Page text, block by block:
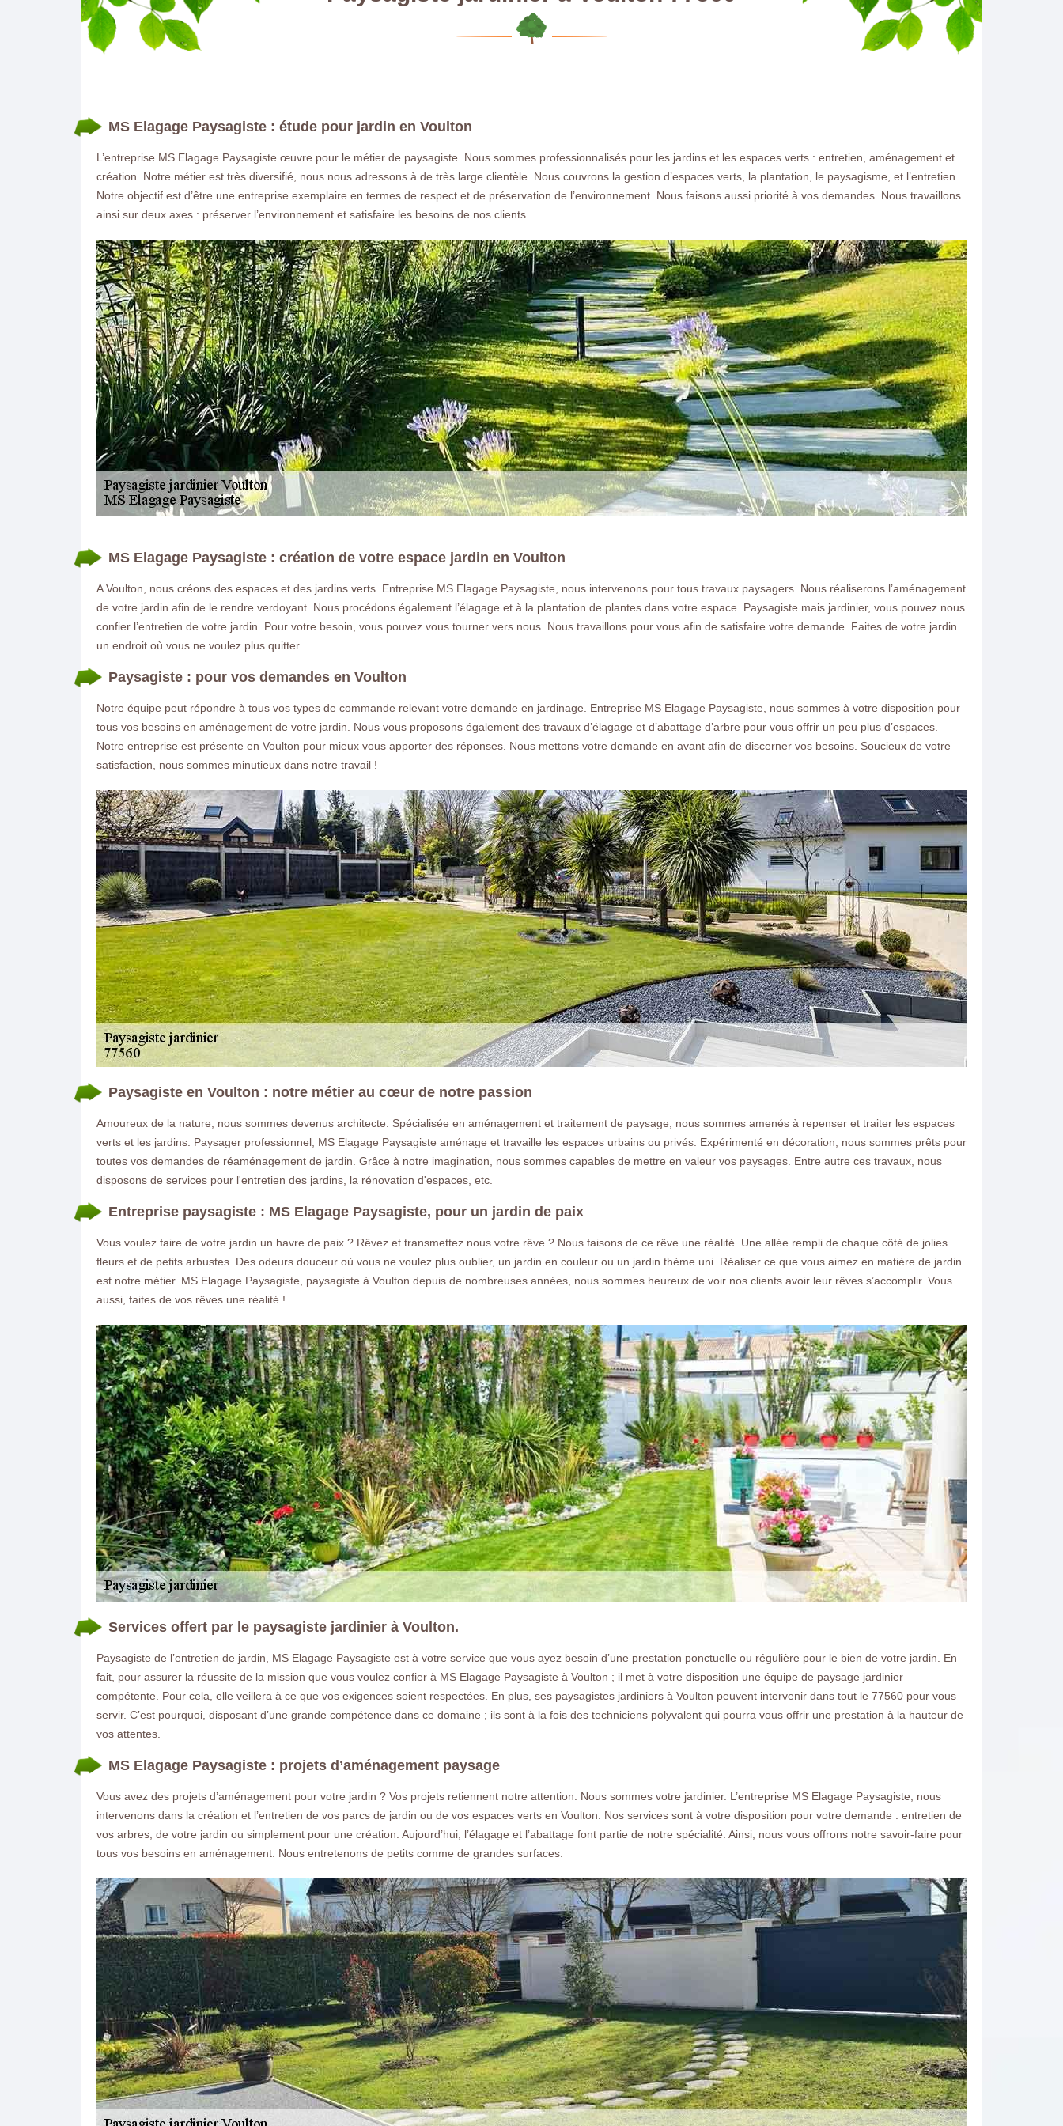
DEMANDE DE DEVIS GRATUIT
ON VOUS RAPPELLE GRATUITEMENT
LA RÉFÉRENCE EN ELAGAGE
devis gratuit.
Nos réalisations Nous contacter
MS Elagage Paysagiste : étude pour jardin en Voulton
L’entreprise MS Elagage Paysagiste œuvre pour le métier de paysagiste. Nous sommes professionnalisés pour les jardins et les espaces verts : entretien, aménagement et
création. Notre métier est très diversifié, nous nous adressons à de très large clientèle. Nous couvrons la gestion d’espaces verts, la plantation, le paysagisme, et l’entretien.
Notre objectif est d’être une entreprise exemplaire en termes de respect et de préservation de l’environnement. Nous faisons aussi priorité à vos demandes. Nous travaillons
ainsi sur deux axes : préserver l’environnement et satisfaire les besoins de nos clients.
MS Elagage Paysagiste : création de votre espace jardin en Voulton
A Voulton, nous créons des espaces et des jardins verts. Entreprise MS Elagage Paysagiste, nous intervenons pour tous travaux paysagers. Nous réaliserons l’aménagement
de votre jardin afin de le rendre verdoyant. Nous procédons également l’élagage et à la plantation de plantes dans votre espace. Paysagiste mais jardinier, vous pouvez nous
confier l’entretien de votre jardin. Pour votre besoin, vous pouvez vous tourner vers nous. Nous travaillons pour vous afin de satisfaire votre demande. Faites de votre jardin
un endroit où vous ne voulez plus quitter.
Paysagiste : pour vos demandes en Voulton
Notre équipe peut répondre à tous vos types de commande relevant votre demande en jardinage. Entreprise MS Elagage Paysagiste, nous sommes à votre disposition pour
tous vos besoins en aménagement de votre jardin. Nous vous proposons également des travaux d’élagage et d’abattage d’arbre pour vous offrir un peu plus d’espaces.
Notre entreprise est présente en Voulton pour mieux vous apporter des réponses. Nous mettons votre demande en avant afin de discerner vos besoins. Soucieux de votre
satisfaction, nous sommes minutieux dans notre travail !
Paysagiste en Voulton : notre métier au cœur de notre passion
Amoureux de la nature, nous sommes devenus architecte. Spécialisée en aménagement et traitement de paysage, nous sommes amenés à repenser et traiter les espaces
verts et les jardins. Paysager professionnel, MS Elagage Paysagiste aménage et travaille les espaces urbains ou privés. Expérimenté en décoration, nous sommes prêts pour
toutes vos demandes de réaménagement de jardin. Grâce à notre imagination, nous sommes capables de mettre en valeur vos paysages. Entre autre ces travaux, nous
disposons de services pour l'entretien des jardins, la rénovation d'espaces, etc.
Entreprise paysagiste : MS Elagage Paysagiste, pour un jardin de paix
Vous voulez faire de votre jardin un havre de paix ? Rêvez et transmettez nous votre rêve ? Nous faisons de ce rêve une réalité. Une allée rempli de chaque côté de jolies
fleurs et de petits arbustes. Des odeurs douceur où vous ne voulez plus oublier, un jardin en couleur ou un jardin thème uni. Réaliser ce que vous aimez en matière de jardin
est notre métier. MS Elagage Paysagiste, paysagiste à Voulton depuis de nombreuses années, nous sommes heureux de voir nos clients avoir leur rêves s’accomplir. Vous
aussi, faites de vos rêves une réalité !
Services offert par le paysagiste jardinier à Voulton.
Paysagiste de l’entretien de jardin, MS Elagage Paysagiste est à votre service que vous ayez besoin d’une prestation ponctuelle ou régulière pour le bien de votre jardin. En
fait, pour assurer la réussite de la mission que vous voulez confier à MS Elagage Paysagiste à Voulton ; il met à votre disposition une équipe de paysage jardinier
compétente. Pour cela, elle veillera à ce que vos exigences soient respectées. En plus, ses paysagistes jardiniers à Voulton peuvent intervenir dans tout le 77560 pour vous
servir. C’est pourquoi, disposant d’une grande compétence dans ce domaine ; ils sont à la fois des techniciens polyvalent qui pourra vous offrir une prestation à la hauteur de
vos attentes.
MS Elagage Paysagiste : projets d’aménagement paysage
Vous avez des projets d’aménagement pour votre jardin ? Vos projets retiennent notre attention. Nous sommes votre jardinier. L’entreprise MS Elagage Paysagiste, nous
intervenons dans la création et l’entretien de vos parcs de jardin ou de vos espaces verts en Voulton. Nos services sont à votre disposition pour votre demande : entretien de
vos arbres, de votre jardin ou simplement pour une création. Aujourd’hui, l’élagage et l’abattage font partie de notre spécialité. Ainsi, nous vous offrons notre savoir-faire pour
tous vos besoins en aménagement. Nous entretenons de petits comme de grandes surfaces.